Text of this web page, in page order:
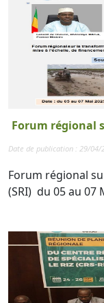
Forum régional
Date de publication : 29/04/
Forum régional
(SRI) du 05 au 07